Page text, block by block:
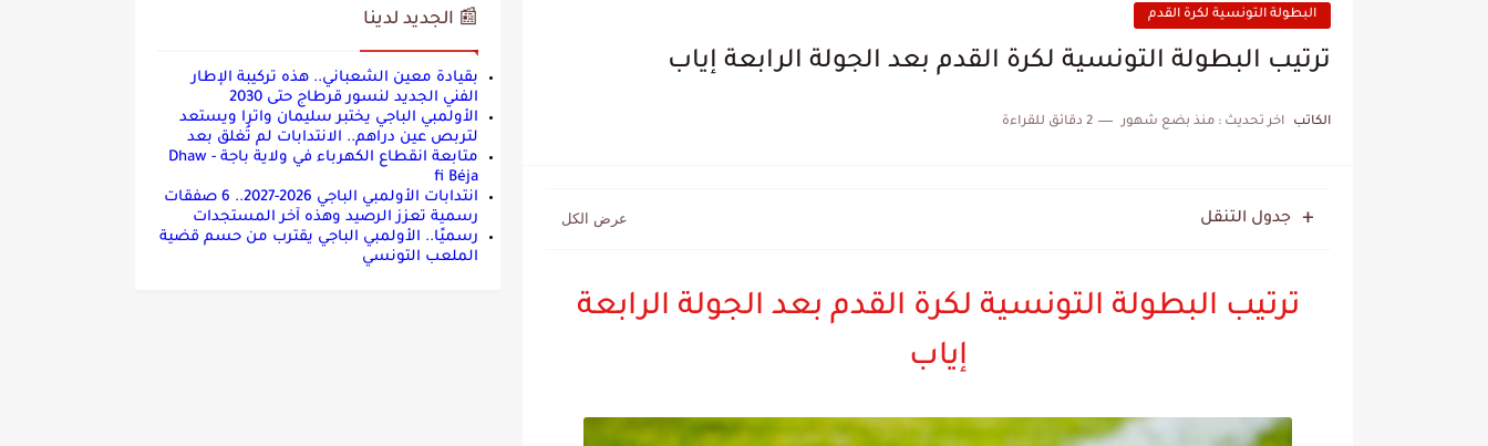
البطولة التونسية لكرة القدم
ترتيب البطولة التونسية لكرة القدم بعد الجولة الرابعة إياب
الكاتب اخر تحديث : منذ بضع شهور 2 دقائق للقراءة
جدول التنقل
ترتيب البطولة التونسية لكرة القدم بعد الجولة الرابعة
إياب
📰 الجديد لدينا
بقيادة معين الشعباني.. هذه تركيبة الإطار
الفني الجديد لنسور قرطاج حتى 2030
الأولمبي الباجي يختبر سليمان واترا ويستعد
لتربص عين دراهم.. الانتدابات لم تُغلق بعد
متابعة انقطاع الكهرباء في ولاية باجة - Dhaw
fi Béja
انتدابات الأولمبي الباجي 2026-2027.. 6 صفقات
رسمية تعزز الرصيد وهذه آخر المستجدات
رسميًا.. الأولمبي الباجي يقترب من حسم قضية
الملعب التونسي